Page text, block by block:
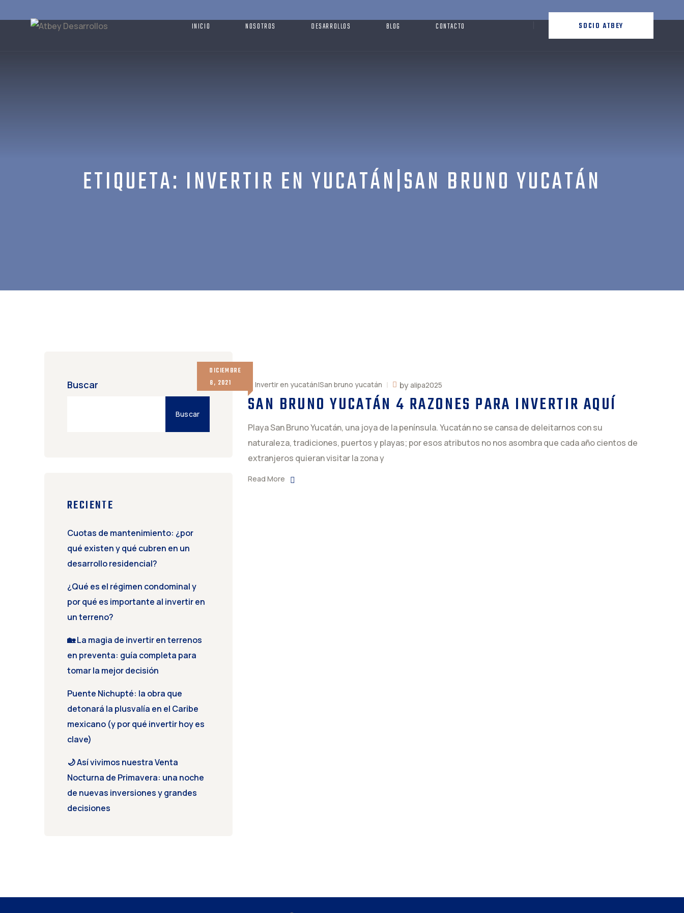
to
INICIO NOSOTROS DESARROLLOS BLOG CONTACTO SOCIO ATBEY
ETIQUETA: INVERTIR EN YUCATÁN|SAN BRUNO YUCATÁN
DICIEMBRE
8, 2021
Invertir en yucatán|San bruno yucatán byalipa2025
SAN BRUNO YUCATÁN 4 RAZONES PARA INVERTIR AQUÍ
Playa San Bruno Yucatán, una joya de la península. Yucatán no se cansa de deleitarnos con su
naturaleza, tradiciones, puertos y playas; por esos atributos no nos asombra que cada año cientos de
extranjeros quieran visitar la zona y
Read More
Buscar
Buscar
RECIENTE
Cuotas de mantenimiento: ¿por
qué existen y qué cubren en un
desarrollo residencial?
¿Qué es el régimen condominal y
por qué es importante al invertir en
un terreno?
🏡 La magia de invertir en terrenos
en preventa: guía completa para
tomar la mejor decisión
Puente Nichupté: la obra que
detonará la plusvalía en el Caribe
mexicano (y por qué invertir hoy es
clave)
🌙 Así vivimos nuestra Venta
Nocturna de Primavera: una noche
de nuevas inversiones y grandes
decisiones